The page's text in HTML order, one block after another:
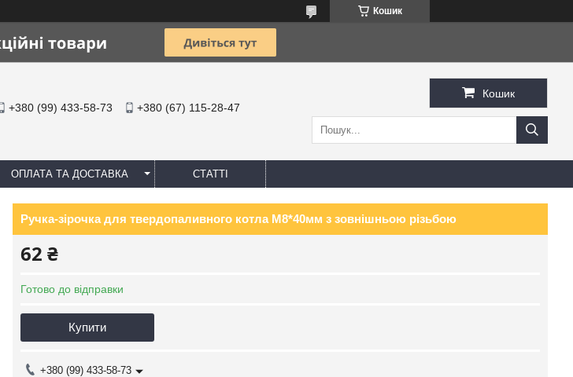
Кошик
+380 (99) 433-58-73 +380 (67) 115-28-47
Кошик
ОПЛАТА ТА ДОСТАВКА СТАТТІ
Ручка-зірочка для твердопаливного котла M8*40мм з зовнішньою різьбою
62 ₴
Готово до відправки
Купити
+380 (99) 433-58-73